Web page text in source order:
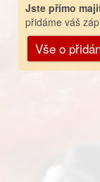
Jste přímo
přidáme váš
Vše o